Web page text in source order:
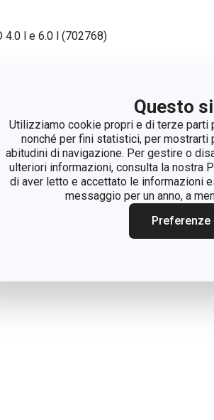
Questo
Utilizziamo cookie propri e di terze parti
nonché per fini statistici, per mostrarti
abitudini di navigazione. Per gestire o
ulteriori informazioni, consulta la nostra
di aver letto e accettato le informazioni
messaggio per un anno, a
Preferenze
4.0 l e 6.0 l (702768)
241, 760 01 Zlín; info@tescoma.it